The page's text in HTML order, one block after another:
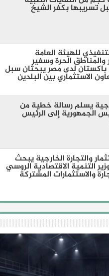
تسريبها بكفر الشيخ
للهيئة العامة
والمناطق الحرة وسفير
لدى مصر يبحثان سبل
الاستثماري بين البلدين
يسلم رسالة خطية من
الجمهورية إلى الرئيس
والتجارة الخارجية يبحث
التنمية الاقتصادية الروسي
والاستثمارات المشتركة